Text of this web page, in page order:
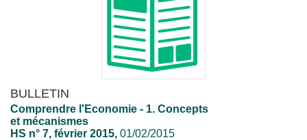
BULLETIN
Comprendre l'Economie - 1. Concepts
et mécanismes
HS n° 7, février 2015, 01/02/2015